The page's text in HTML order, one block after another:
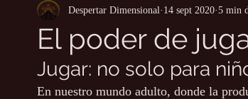
Canalizaciones/Entrevistas Libros
Aromaterapia/Herbolaria Agua Ciencia
El poder de
Despertar Dimensional 14 sept 2020 5 min
Jugar: no solo para
En nuestro mundo adulto, donde la